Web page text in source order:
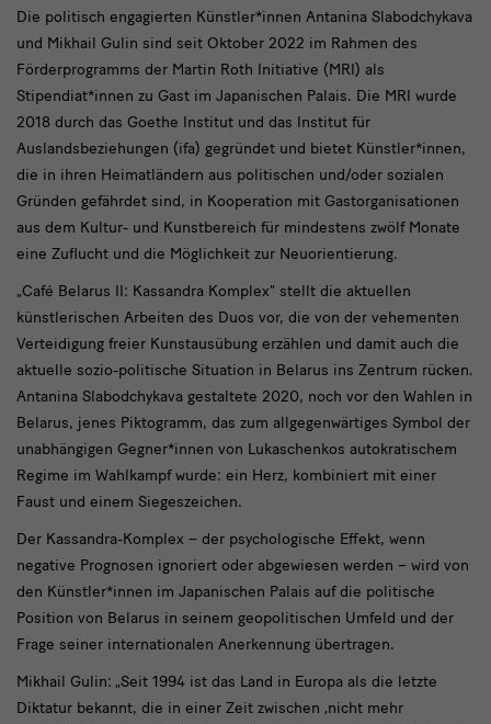
Die politisch engagierten Künstler*innen Antanina Slabodchykava
und Mikhail Gulin sind seit Oktober 2022 im Rahmen des
Förderprogramms der Martin Roth Initiative (MRI) als
Stipendiat*innen zu Gast im Japanischen Palais. Die MRI wurde
2018 durch das Goethe Institut und das Institut für
Auslandsbeziehungen (ifa) gegründet und bietet Künstler*innen,
die in ihren Heimatländern aus politischen und/oder sozialen
Gründen gefährdet sind, in Kooperation mit Gastorganisationen
aus dem Kultur- und Kunstbereich für mindestens zwölf Monate
eine Zuflucht und die Möglichkeit zur Neuorientierung.
„Café Belarus II: Kassandra Komplex“ stellt die aktuellen
künstlerischen Arbeiten des Duos vor, die von der vehementen
Verteidigung freier Kunstausübung erzählen und damit auch die
aktuelle sozio-politische Situation in Belarus ins Zentrum rücken.
Antanina Slabodchykava gestaltete 2020, noch vor den Wahlen in
Belarus, jenes Piktogramm, das zum allgegenwärtiges Symbol der
unabhängigen Gegner*innen von Lukaschenkos autokratischem
Regime im Wahlkampf wurde: ein Herz, kombiniert mit einer
Faust und einem Siegeszeichen.
Der Kassandra-Komplex – der psychologische Effekt, wenn
negative Prognosen ignoriert oder abgewiesen werden – wird von
den Künstler*innen im Japanischen Palais auf die politische
Position von Belarus in seinem geopolitischen Umfeld und der
Frage seiner internationalen Anerkennung übertragen.
Mikhail Gulin: „Seit 1994 ist das Land in Europa als die letzte
Diktatur bekannt, die in einer Zeit zwischen ‚nicht mehr